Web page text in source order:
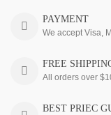
PAYMENT
We accept Visa,
FREE
All orders over
BEST PRIEC